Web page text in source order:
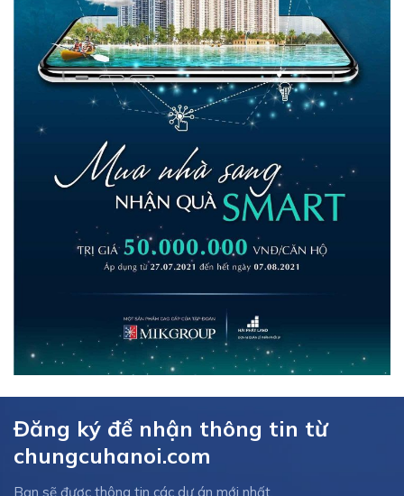
Đăng ký để nhận thông tin từ
chungcuhanoi.com
Bạn sẽ được thông tin các dự án mới nhất.